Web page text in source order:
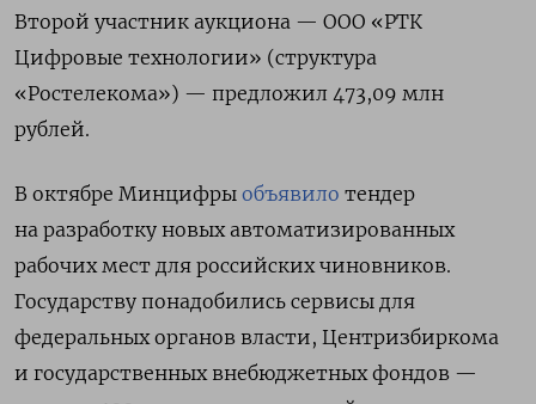
Второй участник аукциона — ООО «РТК
Цифровые технологии» (структура
«Ростелекома») — предложил 473,09 млн
рублей.
В октябре Минцифры объявило тендер
на разработку новых автоматизированных
рабочих мест для российских чиновников.
Государству понадобились сервисы для
федеральных органов власти, Центризбиркома
и государственных внебюджетных фондов —